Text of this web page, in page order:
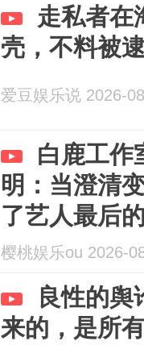
走私者在
壳，不料被
爱豆娱乐说 2026-
白鹿工作
明：当澄清
了艺人最后
樱桃娱乐ou 2026-
良性的舆
来的，是所